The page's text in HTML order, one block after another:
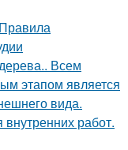
Всем
этапом является
вида.
работ.